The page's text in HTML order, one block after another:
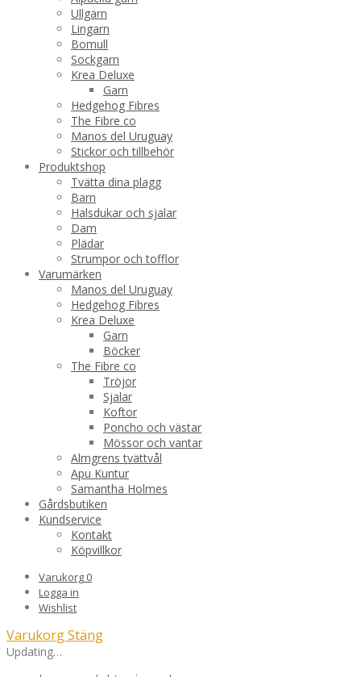
Ullgarn
Lingarn
Bomull
Sockgarn
Krea Deluxe
Garn
Hedgehog Fibres
The Fibre co
Manos del Uruguay
Stickor och tillbehör
Produktshop
Tvätta dina plagg
Barn
Halsdukar och sjalar
Dam
Plädar
Strumpor och tofflor
Varumärken
Manos del Uruguay
Hedgehog Fibres
Krea Deluxe
Garn
Böcker
The Fibre co
Tröjor
Sjalar
Koftor
Poncho och västar
Mössor och vantar
Almgrens tvättvål
Apu Kuntur
Samantha Holmes
Gårdsbutiken
Kundservice
Kontakt
Köpvillkor
Varukorg 0
Logga in
Wishlist
VarukorgStäng
Updating…